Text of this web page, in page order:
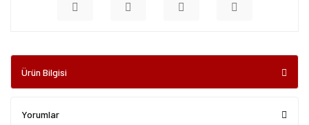
Ürün Bilgisi
Yorumlar